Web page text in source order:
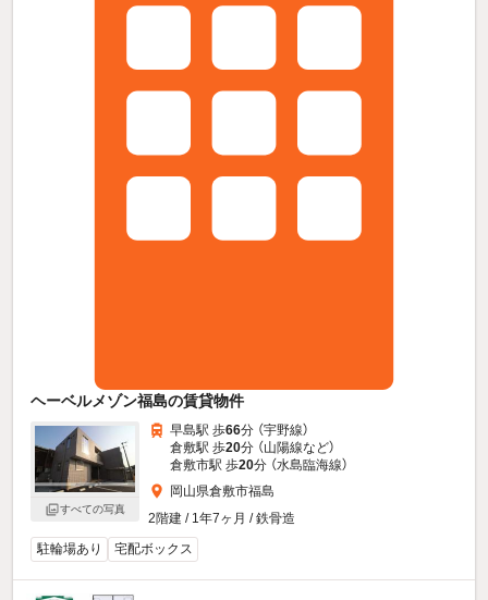
ヘーベルメゾン福島の賃貸物件
すべての写真
早島駅 歩66分 （宇野線）
倉敷駅 歩20分 （山陽線など）
倉敷市駅 歩20分 （水島臨海線）
岡山県倉敷市福島
2階建 / 1年7ヶ月 / 鉄骨造
駐輪場あり
宅配ボックス